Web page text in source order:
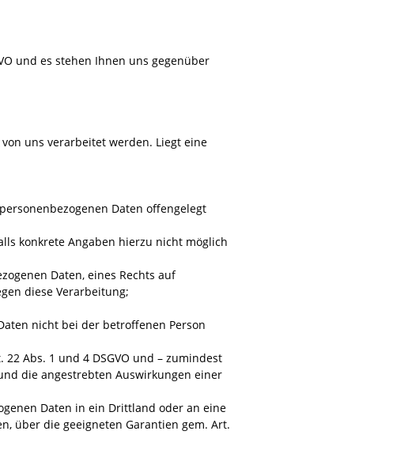
und es stehen Ihnen uns gegenüber
uns verarbeitet werden. Liegt eine
Daten offengelegt
konkrete Angaben hierzu nicht möglich
Daten, eines Rechts auf
diese Verarbeitung;
nicht bei der betroffenen Person
Abs. 1 und 4 DSGVO und – zumindest
die angestrebten Auswirkungen einer
Daten in ein Drittland oder an eine
über die geeigneten Garantien gem. Art.